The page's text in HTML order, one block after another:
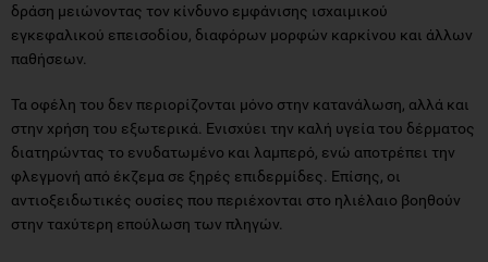
δράση μειώνοντας τον κίνδυνο εμφάνισης ισχαιμικού
εγκεφαλικού επεισοδίου, διαφόρων μορφών καρκίνου και άλλων
παθήσεων.
Τα οφέλη του δεν περιορίζονται μόνο στην κατανάλωση, αλλά και
στην χρήση του εξωτερικά. Ενισχύει την καλή υγεία του δέρματος
διατηρώντας το ενυδατωμένο και λαμπερό, ενώ αποτρέπει την
φλεγμονή από έκζεμα σε ξηρές επιδερμίδες. Επίσης, οι
αντιοξειδωτικές ουσίες που περιέχονται στο ηλιέλαιο βοηθούν
στην ταχύτερη επούλωση των πληγών.